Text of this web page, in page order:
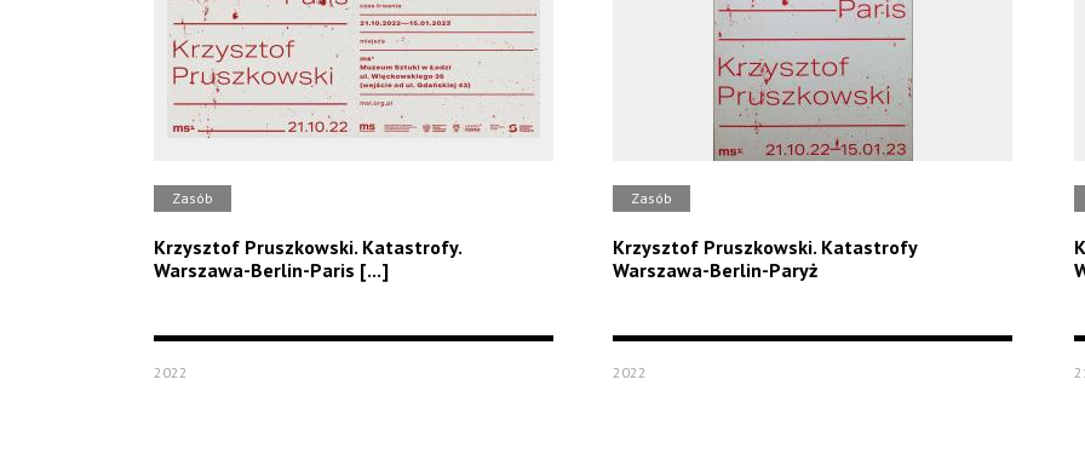
Zasób
Krzysztof Pruszkowski. Katastrofy.
Warszawa-Berlin-Paris [...]
2022
Zasób
Krzysztof Pruszkowski. Katastrofy
Warszawa-Berlin-Paryż
2022